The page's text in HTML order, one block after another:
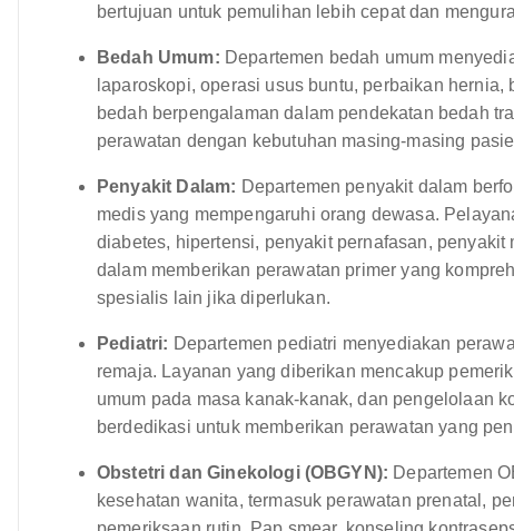
bertujuan untuk pemulihan lebih cepat dan
Bedah Umum: Departemen bedah umum
laparoskopi, operasi usus buntu, perbaikan
bedah berpengalaman dalam pendekatan bedah
perawatan dengan kebutuhan masing-masing
Penyakit Dalam: Departemen penyakit dalam
medis yang mempengaruhi orang dewasa.
diabetes, hipertensi, penyakit pernafasan,
dalam memberikan perawatan primer yang
spesialis lain jika diperlukan.
Pediatri: Departemen pediatri menyediakan
remaja. Layanan yang diberikan mencakup
umum pada masa kanak-kanak, dan pengelolaan
berdedikasi untuk memberikan perawatan yang
Obstetri dan Ginekologi (OBGYN): Departemen
kesehatan wanita, termasuk perawatan prenatal,